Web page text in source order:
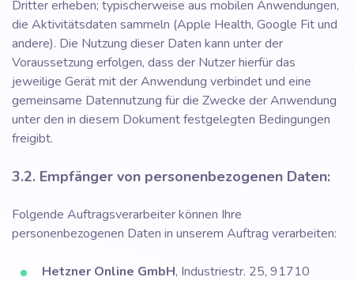
Dritter erheben; typischerweise aus mobilen Anwendungen,
die Aktivitätsdaten sammeln (Apple Health, Google Fit und
andere). Die Nutzung dieser Daten kann unter der
Voraussetzung erfolgen, dass der Nutzer hierfür das
jeweilige Gerät mit der Anwendung verbindet und eine
gemeinsame Datennutzung für die Zwecke der Anwendung
unter den in diesem Dokument festgelegten Bedingungen
freigibt.
3.2. Empfänger von personenbezogenen Daten:
Folgende Auftragsverarbeiter können Ihre
personenbezogenen Daten in unserem Auftrag verarbeiten:
Hetzner Online GmbH, Industriestr. 25, 91710